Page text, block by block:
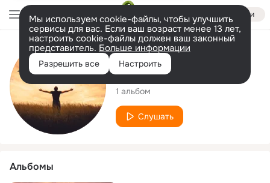
Войти
Мы используем cookie-файлы, чтобы улучшить
сервисы для вас. Если ваш возраст менее 13 лет,
настроить cookie-файлы должен ваш законный
представитель. Больше информации
Разрешить все Настроить
Исполнитель
Real Frequence
1 альбом
Слушать
Альбомы